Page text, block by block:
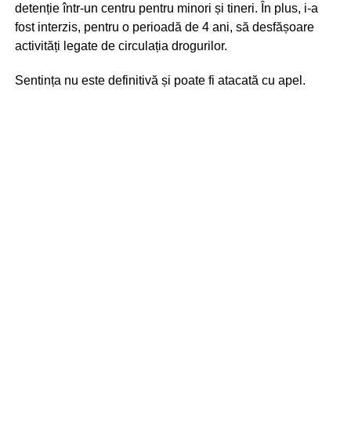
detenție într-un centru pentru minori și tineri. În plus, i-a
fost interzis, pentru o perioadă de 4 ani, să desfășoare
activități legate de circulația drogurilor.
Sentința nu este definitivă și poate fi atacată cu apel.